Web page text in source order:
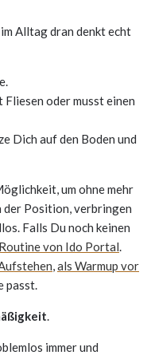
Alltag dran denkt echt
oder musst einen
Dich auf den Boden und
um ohne mehr
der Position, verbringen
Falls Du noch keinen
von Ido Portal.
,als Warmup vor
passt.
.
immer und